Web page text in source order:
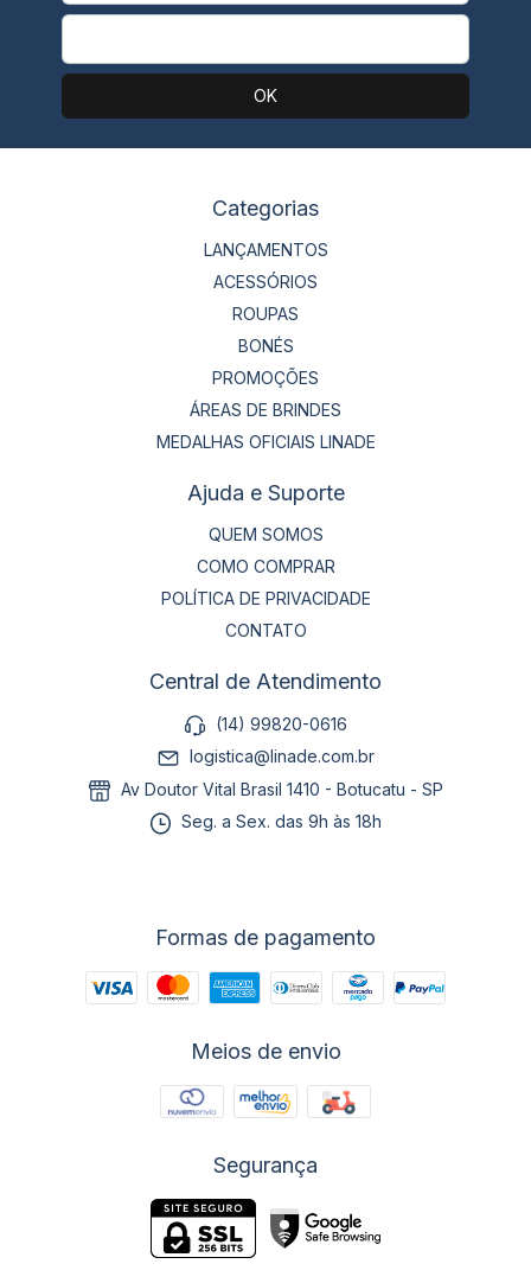
Categorias
LANÇAMENTOS
ACESSÓRIOS
ROUPAS
BONÉS
PROMOÇÕES
ÁREAS DE BRINDES
MEDALHAS OFICIAIS LINADE
Ajuda e Suporte
QUEM SOMOS
COMO COMPRAR
POLÍTICA DE PRIVACIDADE
CONTATO
Central de Atendimento
(14) 99820-0616
logistica@linade.com.br
Av Doutor Vital Brasil 1410 - Botucatu - SP
Seg. a Sex. das 9h às 18h
Formas de pagamento
Meios de envio
Segurança